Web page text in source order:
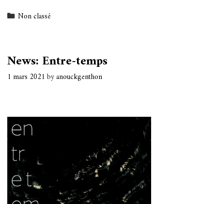
Categories
Non classé
News: Entre-temps
1 mars 2021 byanouckgenthon